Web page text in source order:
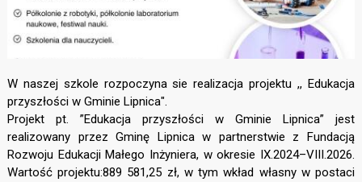
W naszej szkole rozpoczyna sie realizacja projektu ,, Edukacja
przyszłości w Gminie Lipnica".
Projekt pt. ”Edukacja przyszłości w Gminie Lipnica” jest
realizowany przez Gminę Lipnica w partnerstwie z Fundacją
Rozwoju Edukacji Małego Inżyniera, w okresie IX.2024–VIII.2026.
Wartość projektu:889 581,25 zł, w tym wkład własny w postaci